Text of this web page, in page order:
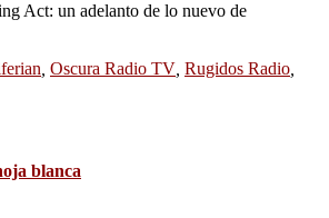
Act: un adelanto de lo nuevo de
, Oscura Radio TV, Rugidos Radio,
blanca